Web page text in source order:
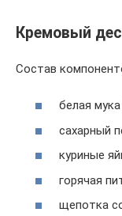
Кремовый
Состав
белая
сахарный
куриные
горячая
щепотка